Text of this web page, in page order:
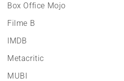
Box Office Mojo
Filme B
IMDB
Metacritic
MUBI